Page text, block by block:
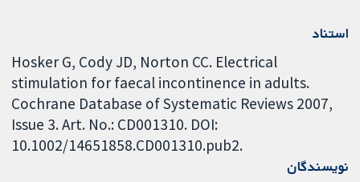
استناد
Hosker G, Cody JD, Norton CC. Electrical
stimulation for faecal incontinence in adults.
Cochrane Database of Systematic Reviews 2007,
Issue 3. Art. No.: CD001310. DOI:
10.1002/14651858.CD001310.pub2.
نویسندگان